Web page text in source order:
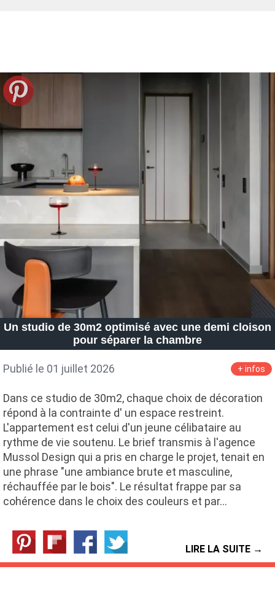
Un studio de 30m2 optimisé avec une demi cloison
pour séparer la chambre
Publié le 01 juillet 2026 + infos
Dans ce studio de 30m2, chaque choix de décoration
répond à la contrainte d' un espace restreint.
L'appartement est celui d'un jeune célibataire au
rythme de vie soutenu. Le brief transmis à l'agence
Mussol Design qui a pris en charge le projet, tenait en
une phrase "une ambiance brute et masculine,
réchauffée par le bois". Le résultat frappe par sa
cohérence dans le choix des couleurs et par…
LIRE LA SUITE →